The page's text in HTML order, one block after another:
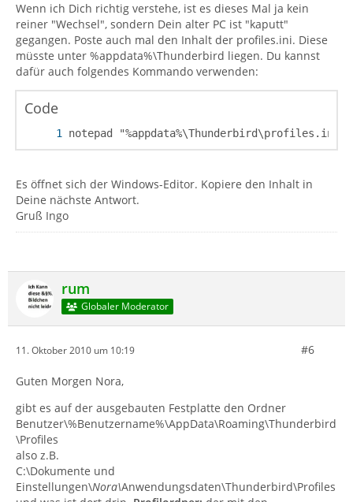
Wenn ich Dich richtig verstehe, ist es dieses Mal ja kein
reiner "Wechsel", sondern Dein alter PC ist "kaputt"
gegangen. Poste auch mal den Inhalt der profiles.ini. Diese
müsste unter %appdata%\Thunderbird liegen. Du kannst
dafür auch folgendes Kommando verwenden:
Code
notepad "%appdata%\Thunderbird\profiles.ini"
Es öffnet sich der Windows-Editor. Kopiere den Inhalt in
Deine nächste Antwort.
Gruß Ingo
rum
Globaler Moderator
11. Oktober 2010 um 10:19 #6
Guten Morgen Nora,
gibt es auf der ausgebauten Festplatte den Ordner
Benutzer\%Benutzername%\AppData\Roaming\Thunderbird
\Profiles
also z.B.
C:\Dokumente und
Einstellungen\Nora\Anwendungsdaten\Thunderbird\Profiles